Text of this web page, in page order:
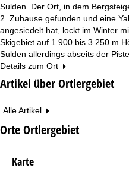
Sulden. Der Ort, in dem
2. Zuhause gefunden und eine
angesiedelt hat, lockt im Winter
Skigebiet auf 1.900 bis 3.250 m
Sulden allerdings abseits der
Details zum Ort
Artikel über Ortlergebiet
Alle Artikel
Orte Ortlergebiet
Karte